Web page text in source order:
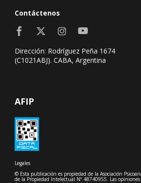
Contáctenos
Dirección: Rodríguez Peña 1674
(C1021ABJ). CABA, Argentina
AFIP
Legales
© Esta publicación es propiedad de la Asociación
de la Propiedad Intelectual Nº 48740955. Las